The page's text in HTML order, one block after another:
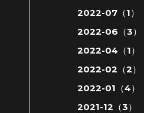
2022-07（1）
2022-06（3）
2022-04（1）
2022-02（2）
2022-01（4）
2021-12（3）